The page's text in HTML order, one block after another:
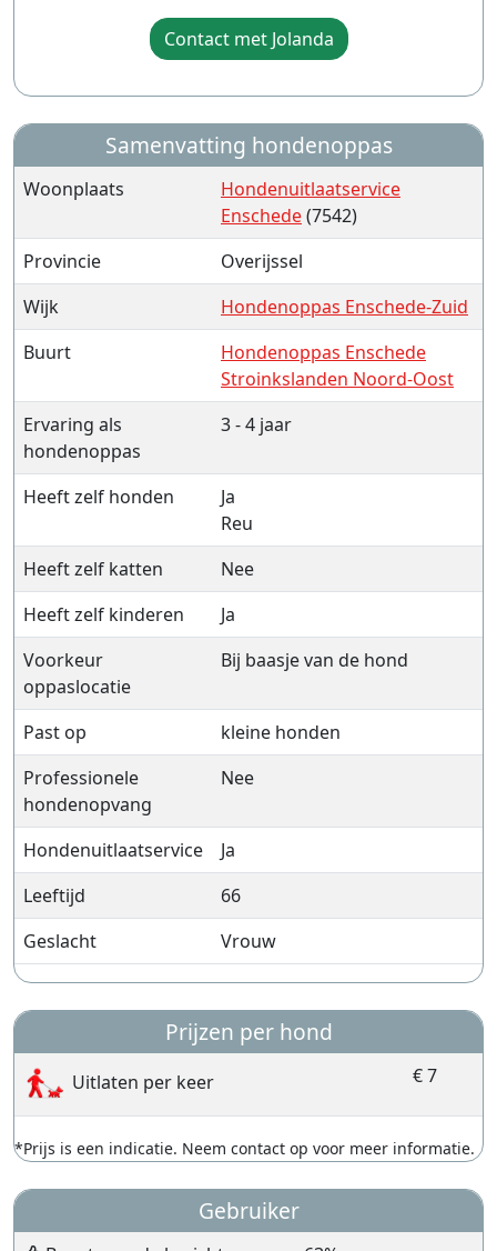
Contact met Jolanda
Samenvatting hondenoppas
Woonplaats
Hondenuitlaatservice
Enschede(7542)
Provincie
Overijssel
Wijk
Hondenoppas Enschede-Zuid
Buurt
Hondenoppas Enschede
Stroinkslanden Noord-Oost
Ervaring als
hondenoppas
3 - 4 jaar
Heeft zelf honden
Ja
Reu
Heeft zelf katten
Nee
Heeft zelf kinderen
Ja
Voorkeur
oppaslocatie
Bij baasje van de hond
Past op
kleine honden
Professionele
hondenopvang
Nee
Hondenuitlaatservice
Ja
Leeftijd
66
Geslacht
Vrouw
Prijzen per hond
Uitlaten per keer € 7
*Prijs is een indicatie. Neem contact op voor meer informatie.
Gebruiker